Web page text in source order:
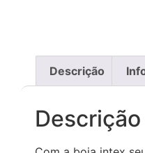
Descrição
Descrição